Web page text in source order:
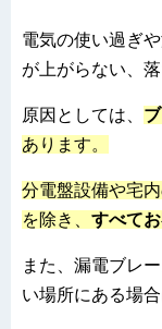
電気の使い過ぎ
が上がらない、
原因としては、
あります。
分電盤設備や宅
を除き、 すべて
また、漏電ブレ
い場所にある場